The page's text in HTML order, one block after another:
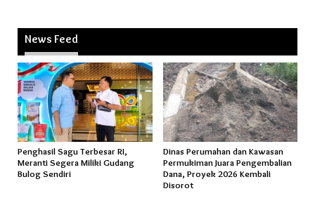
News Feed
Penghasil Sagu Terbesar RI,
Meranti Segera Miliki Gudang
Bulog Sendiri
Dinas Perumahan dan Kawasan
Permukiman Juara Pengembalian
Dana, Proyek 2026 Kembali
Disorot